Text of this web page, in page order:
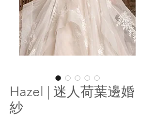
Hazel | 迷人荷葉邊婚
紗